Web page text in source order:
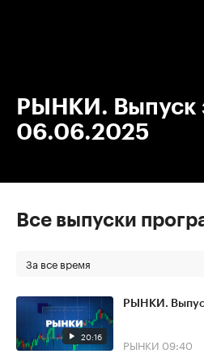
РЫНКИ. Выпуск
06.06.2025
Все выпуски
За все время
20:16
РЫНКИ.
РЫНКИ 09:40